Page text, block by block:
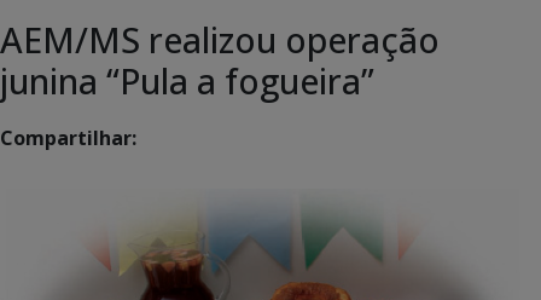
AEM/MS realizou operação
junina “Pula a fogueira”
Compartilhar: